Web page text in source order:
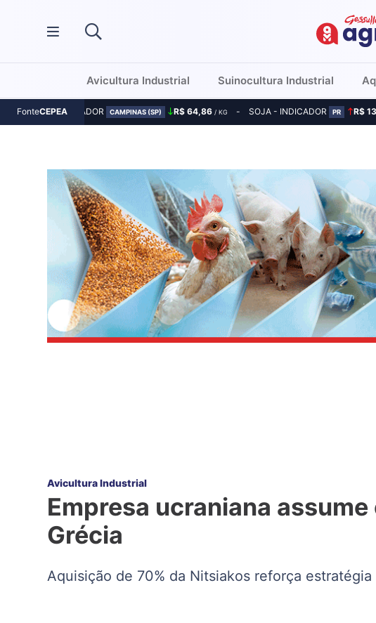
Avicultura Industrial Suinocultura Industrial
FonteCEPEA
MILHO - INDICADOR CAMPINAS (SP) R$ 64,86 / KG SOJA - INDICADOR PR R$
Avicultura Industrial
Empresa ucraniana
Grécia
Aquisição de 70% da Nitsiakos reforça